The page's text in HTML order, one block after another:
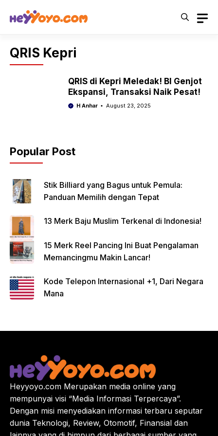
QRIS Kepri
QRIS di Kepri Meledak! BI Genjot
Ekspansi, Transaksi Naik Pesat!
H Anhar August 23, 2025
Popular Post
Stik Billiard yang Bagus untuk Pemula:
Panduan Memilih dengan Tepat
13 Merk Baju Muslim Terkenal di Indonesia!
15 Merk Reel Pancing Ini Buat Pengalaman
Memancingmu Makin Lancar!
Kode Telepon Internasional +1, Dari Negara
Mana
Heyyoyo.com Merupakan media online yang
mempunyai visi “Media Informasi Terpercaya”.
Dengan misi menyediakan informasi terbaru seputar
dunia Teknologi, Review, Otomotif, Finansial dan